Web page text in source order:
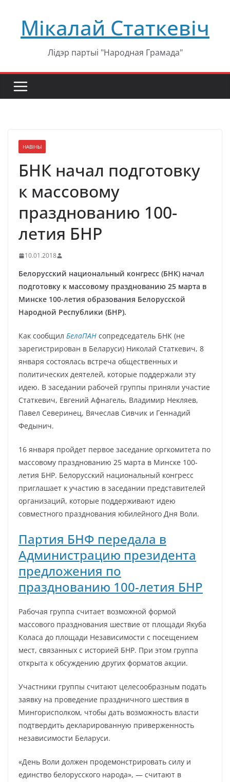
содержимому
Мікалай Статкевіч
Лідэр партыі "Народная Грамада"
НАВІНЫ
БНК начал подготовку
к массовому
празднованию 100-
летия БНР
10.01.2018
Белорусский национальный конгресс (БНК) начал
подготовку к массовому празднованию 25 марта в
Минске 100-летия образования Белорусской
Народной Республики (БНР).
Как сообщил БелаПАН сопредседатель БНК (не
зарегистрирован в Беларуси) Николай Статкевич, 8
января состоялась встреча общественных и
политических деятелей, которые поддержали эту
идею. В заседании рабочей группы приняли участие
Статкевич, Евгений Афнагель, Владимир Некляев,
Павел Северинец, Вячеслав Сивчик и Геннадий
Федынич.
16 января пройдет первое заседание оргкомитета по
массовому празднованию 25 марта в Минске 100-
летия БНР. Белорусский национальный конгресс
приглашает к участию в заседании представителей
организаций, которые поддерживают идею
совместного празднования юбилейного Дня Воли.
Партия БНФ передала в
Администрацию президента
предложения по
празднованию 100-летия БНР
Рабочая группа считает возможной формой
массового празднования шествие от площади Якуба
Коласа до площади Независимости с посещением
мест, связанных с историей БНР. При этом группа
открыта к обсуждению других форматов акции.
Участники группы считают целесообразным подать
заявку на проведение праздничного шествия в
Мингорисполком, чтобы дать возможность власти
подтвердить декларированную приверженность
независимости Беларуси.
«День Воли должен продемонстрировать силу и
единство белорусского народа», — считают в